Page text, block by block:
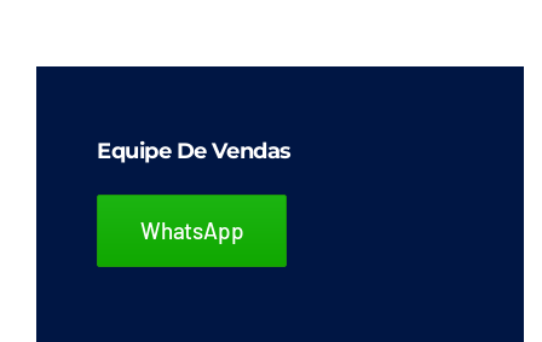
Equipe De Vendas
WhatsApp